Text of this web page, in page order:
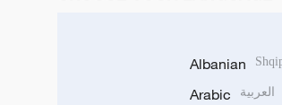
Albanian
Arabic العربية